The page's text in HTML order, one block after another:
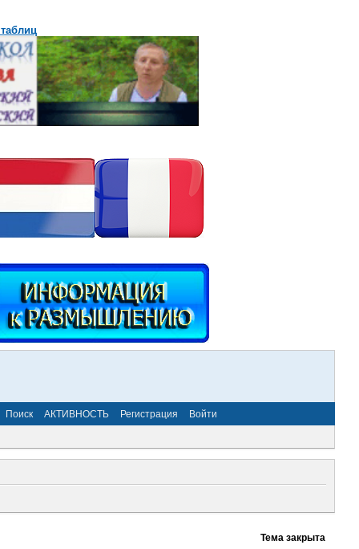
Поиск АКТИВНОСТЬ Регистрация Войти
Тема закрыта